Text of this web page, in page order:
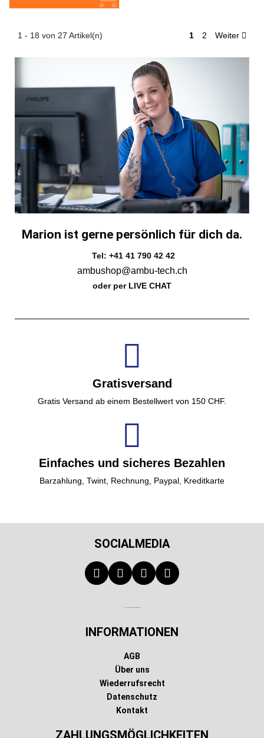
1 - 18 von 27 Artikel(n) 1 2 Weiter
Marion ist gerne persönlich für dich da.
Tel: +41 41 790 42 42
ambushop@ambu-tech.ch
oder per LIVE CHAT
Gratisversand
Gratis Versand ab einem Bestellwert von 150 CHF.
Einfaches und sicheres Bezahlen
Barzahlung, Twint, Rechnung, Paypal, Kreditkarte
SOCIALMEDIA
INFORMATIONEN
AGB
Über uns
Wiederrufsrecht
Datenschutz
Kontakt